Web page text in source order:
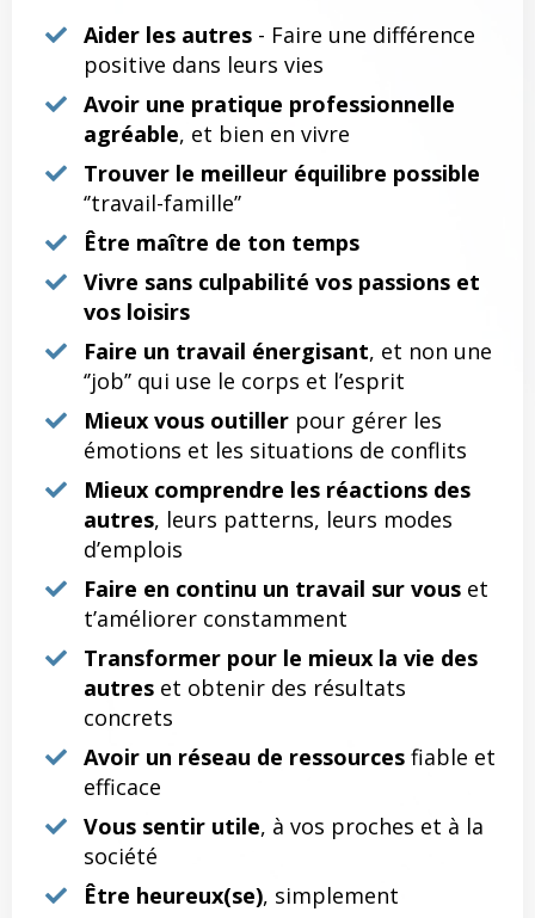
Aider les autres - Faire une différence
positive dans leurs vies
Avoir une pratique professionnelle
agréable, et bien en vivre
Trouver le meilleur équilibre possible
‘’travail-famille’’
Être maître de ton temps
Vivre sans culpabilité vos passions et
vos loisirs
Faire un travail énergisant, et non une
‘’job’’ qui use le corps et l’esprit
Mieux vous outiller pour gérer les
émotions et les situations de conflits
Mieux comprendre les réactions des
autres, leurs patterns, leurs modes
d’emplois
Faire en continu un travail sur vous et
t’améliorer constamment
Transformer pour le mieux la vie des
autres et obtenir des résultats
concrets
Avoir un réseau de ressources fiable et
efficace
Vous sentir utile, à vos proches et à la
société
Être heureux(se), simplement